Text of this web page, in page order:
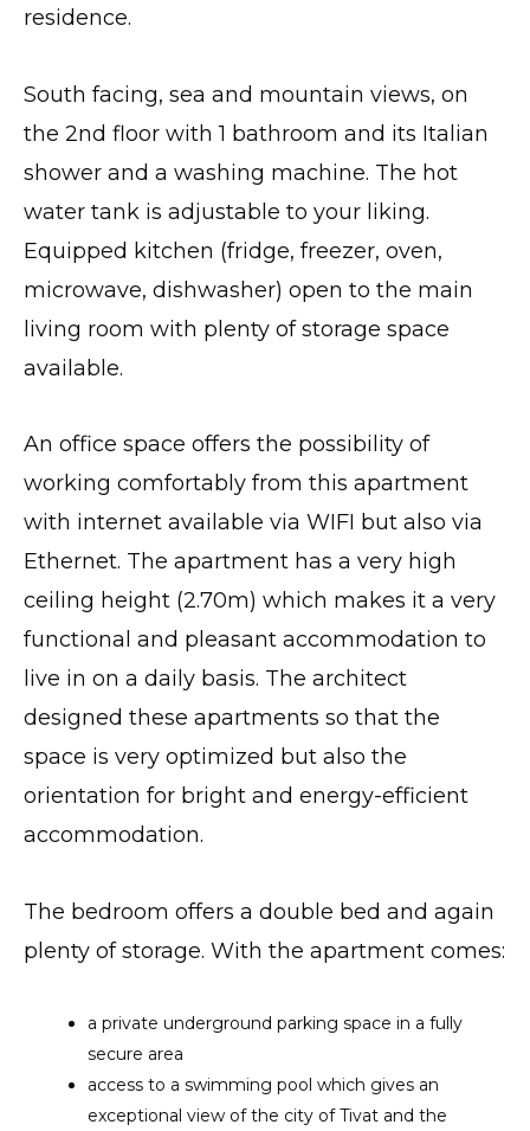
residence.
South facing, sea and mountain views, on
the 2nd floor with 1 bathroom and its Italian
shower and a washing machine. The hot
water tank is adjustable to your liking.
Equipped kitchen (fridge, freezer, oven,
microwave, dishwasher) open to the main
living room with plenty of storage space
available.
An office space offers the possibility of
working comfortably from this apartment
with internet available via WIFI but also via
Ethernet. The apartment has a very high
ceiling height (2.70m) which makes it a very
functional and pleasant accommodation to
live in on a daily basis. The architect
designed these apartments so that the
space is very optimized but also the
orientation for bright and energy-efficient
accommodation.
The bedroom offers a double bed and again
plenty of storage. With the apartment comes:
a private underground parking space in a fully
secure area
access to a swimming pool which gives an
exceptional view of the city of Tivat and the